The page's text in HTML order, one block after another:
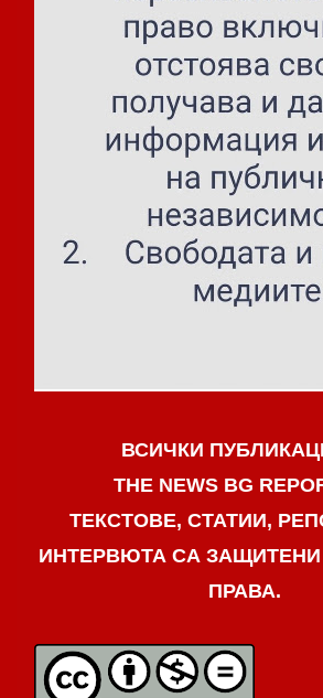
ВСИЧКИ
THE NEWS BG
ТЕКСТОВЕ, СТАТИИ,
ИНТЕРВЮТА СА ЗАЩИТЕНИ
ПРАВА.